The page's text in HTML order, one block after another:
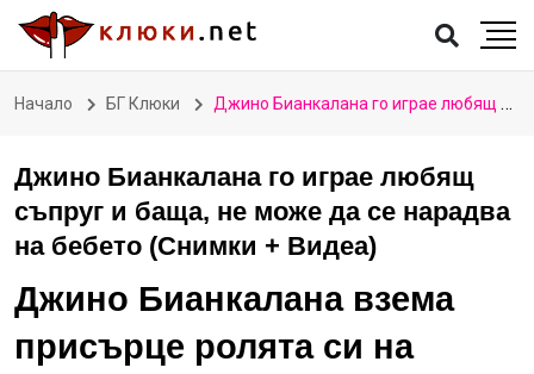
Начало БГ Клюки Джино Бианкалана го играе любящ съпруг и баща, не може да се нарадва на бебето (Снимки + Видеа)
Джино Бианкалана го играе любящ
съпруг и баща, не може да се нарадва
на бебето (Снимки + Видеа)
Джино Бианкалана взема
присърце ролята си на